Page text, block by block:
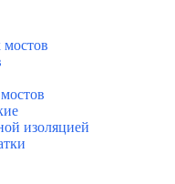
изоляцией